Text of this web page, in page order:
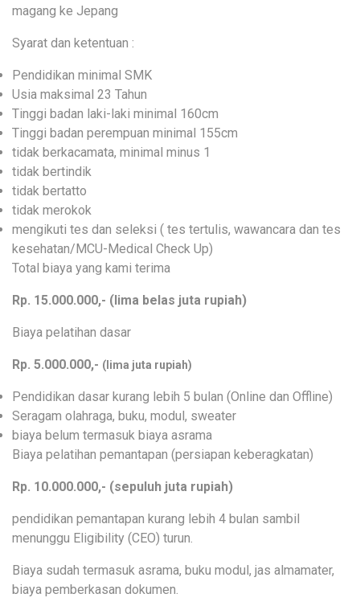
magang ke Jepang
Syarat dan ketentuan :
Pendidikan minimal SMK
Usia maksimal 23 Tahun
Tinggi badan laki-laki minimal 160cm
Tinggi badan perempuan minimal 155cm
tidak berkacamata, minimal minus 1
tidak bertindik
tidak bertatto
tidak merokok
mengikuti tes dan seleksi ( tes tertulis, wawancara dan tes
kesehatan/MCU-Medical Check Up)
Total biaya yang kami terima
Rp. 15.000.000,- (lima belas juta rupiah)
Biaya pelatihan dasar
Rp. 5.000.000,- (lima juta rupiah)
Pendidikan dasar kurang lebih 5 bulan (Online dan Offline)
Seragam olahraga, buku, modul, sweater
biaya belum termasuk biaya asrama
Biaya pelatihan pemantapan (persiapan keberagkatan)
Rp. 10.000.000,- (sepuluh juta rupiah)
pendidikan pemantapan kurang lebih 4 bulan sambil
menunggu Eligibility (CEO) turun.
Biaya sudah termasuk asrama, buku modul, jas almamater,
biaya pemberkasan dokumen.